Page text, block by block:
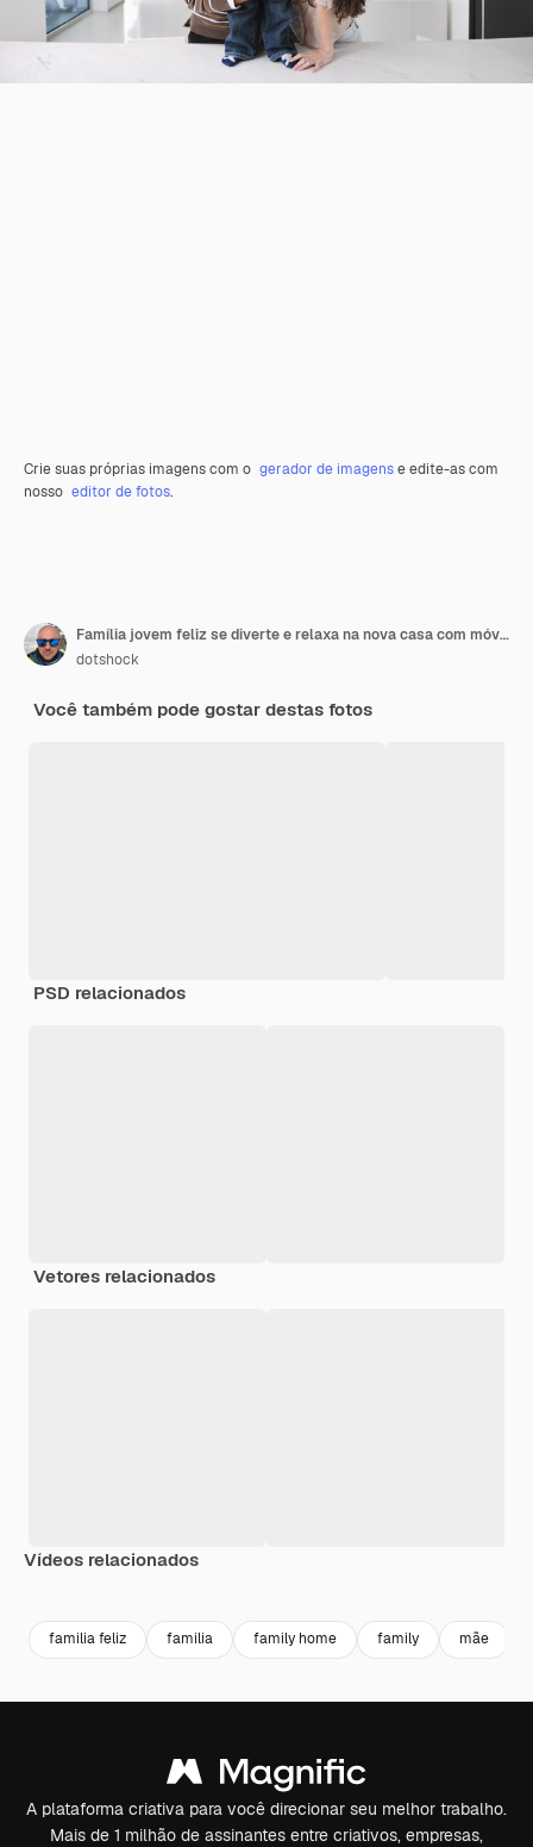
Crie suas próprias imagens com o gerador de imagense edite-as com
nosso editor de fotos.
Família jovem feliz se diverte e relaxa na nova casa com móveis claros
dotshock
Você também pode gostar destas fotos
PSD relacionados
Vetores relacionados
Vídeos relacionados
familia feliz familia family home family mãe
A plataforma criativa para você direcionar seu melhor trabalho.
Mais de 1 milhão de assinantes entre criativos, empresas,